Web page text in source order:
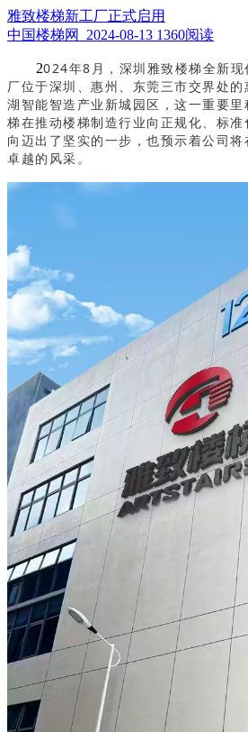
雅致楼梯新工厂正式启用
中国楼梯网 2024-08-13 1360阅读
2024年8月，深圳雅致楼梯全新
厂位于深圳、惠州、东莞三市交界处
湖智能智造产业新城园区，这一重要
梯在推动楼梯制造行业向正规化、标
向迈出了坚实的一步，也预示着公司
卓越的风采。